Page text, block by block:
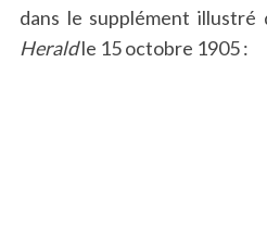
dans le supplément illustré
Heraldle 15 octobre 1905 :